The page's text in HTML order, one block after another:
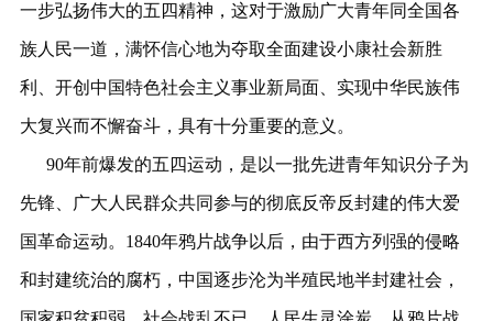
一步弘扬伟大的五四精神，这对于激励广大青年同全国各
族人民一道，满怀信心地为夺取全面建设小康社会新胜
利、开创中国特色社会主义事业新局面、实现中华民族伟
大复兴而不懈奋斗，具有十分重要的意义。
90年前爆发的五四运动，是以一批先进青年知识分子为
先锋、广大人民群众共同参与的彻底反帝反封建的伟大爱
国革命运动。1840年鸦片战争以后，由于西方列强的侵略
和封建统治的腐朽，中国逐步沦为半殖民地半封建社会，